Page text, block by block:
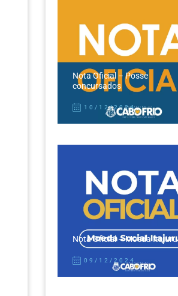
Nota Oficial – Posse
concursados
10/12/2024
Nota Oficial – Moeda Itajuru
09/12/2024